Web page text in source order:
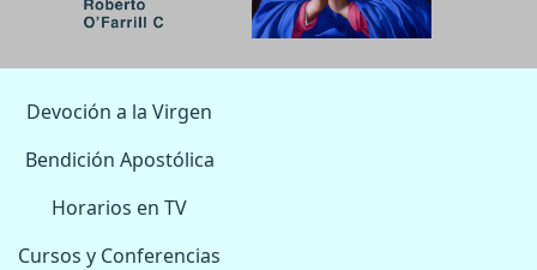
Devoción a la Virgen
Bendición Apostólica
Horarios en TV
Cursos y Conferencias